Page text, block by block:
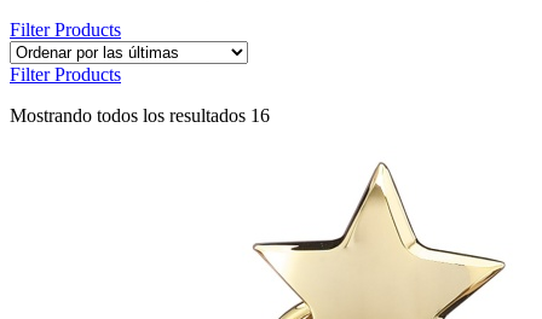
Filter Products
Filter Products
Mostrando todos los resultados 16